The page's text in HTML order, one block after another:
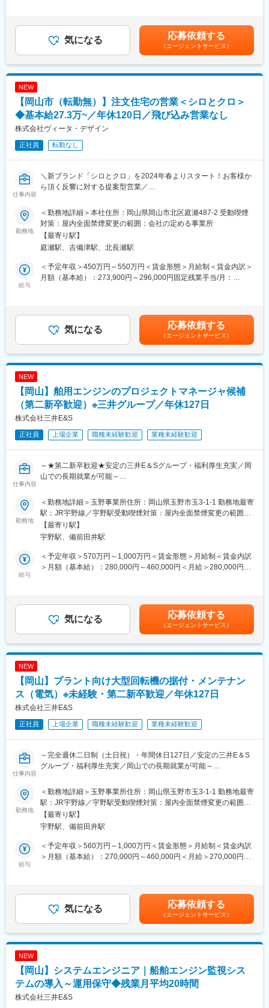
150名で構成されています。
・岡山での長期就業が可能
・当社の舶用エンジンは国内シェアトップであり島国日本の海運
を支える大黒柱として社会に貢献できます。
組立課の製造現場メンバーが行う作業を、より安全に効率的に進
めることができるよう、製造工程の見直しや指示等を行うことが
ミッションです。
■職務の特徴：
・製品は船のエンジンのため、製品の大きさは長さ20m、高さ10
数mのものになります。様々な部品を組みあげて出来上がりま
す。
・現場作業者や請負業者と連携しながら業務を進めます。工場内
術部門など、様々な部門と協力して業務を進めるため、コミュニ
ケーション能力のある方を求めます。
がいにつながります。
■働き方・出張について：
・国内メインで、2か月に1回程度、日帰り～3日程度が主。
・主には兵庫県、広島県、香川県、愛媛県、その他造船所がある
箇所
※スキルや担当エリアにより若干異なる可能性はございます。
・２～３日間、安全研修・工具の使用方法の研修
・現場へ配属後、先輩・リーダーのもとOJT
・これまでのご経験にもよりますが、５年で一人前と言われるレ
で、教育体制は整っています。
玉野工場製造部組立課は、スタッフ（同ポジション）約20名、現
場約170名で構成されています
業務は基本的にチームで行います。20代、30代のメンバーを中心
更になる場合もございます。■新卒入社モデル年収(大卒)：27歳
(入社5年目) 650万円 / 32歳(入社10年目) 870万円賃金はあくま
でも目安の金額であり、選考を通じて上下する可能性がありま
す。月給(月額)は固定手当を含めた表記です。
気になる 応募依頼する
（エージェントサービス）
NEW
【岡山市（転勤無）】注文住宅の営業＜シロとクロ＞
◆基本給27.3万~／年休120日／飛び込み営業なし
株式会社ヴィータ・デザイン
正社員 転勤なし
仕事内容
＼新ブランド「シロとクロ」を2024年春よりスタート！お客様か
ら頂く反響に対する提案型営業／
＜求人のポイント＞
◎基本給27.3万～インセンティブで稼ぐよりも腰を据えて顧客に
向き合いたい方にピッタリ！
◎集客はマーケティング部門が担当！反響営業のみなので顧客へ
丁寧に向き合うことができます。
【当社はお客様と社員第一のスタンスで営業活動を行っておりま
す。マーケティング部のSNSや広告を活用したPR活動によってお
■業務内容
・注文住宅の提案営業～契約・引き渡しまでを担当していただき
営業はありません。
・月に約5名の方と接点を取っていただきます。
（Webサイトやチラシなどを見て来店される方を対象にモデルハ
ウスをご案内したり、お客様の家族構成・予算・趣味など様々な
角度からニーズを聞き出し提案していきます。）
先輩社員の接客への同席や、上司のフォローのもと実際に接客を
していただきながら、当社の商品について理解を深めていただき
ご入社いただく方のこれまでの経験に応じて、研修の体制は検討
致しますのでご安心ください♪
■やりがい
引き渡しを行い、お客様がその家に住んでいる姿を想像できた時
や喜びに触れたときにやりがいを感じることができます。
※扱うブランドは本人の適性を考慮して決定します。
耐震、未来基準がコンセプト。
（3）「SORA HOUSE」…ローコスト企画型住宅。6つの広さ×好
みの間取り×4つのスタイル・3つのカラーで4800パターンの中か
ら自由度の高い家づくりが可能。
変更の範囲：会社の定める業務
勤務地
＜勤務地詳細＞本社住所：岡山県岡山市北区庭瀬487-2 受動喫煙
対策：屋内全面禁煙変更の範囲：会社の定める事業所
【最寄り駅】
庭瀬駅、吉備津駅、北長瀬駅
給与
＜予定年収＞450万円～550万円＜賃金形態＞月給制＜賃金内訳＞
月額（基本給）：273,900円～296,000円固定残業手当/月：
＞※上記年収は年齢、ご経験にて決定いたします。■昇給：あり
■賞与：2022年度実績年2回支給 ※売り上げ実績と評価制度によ
り決定■モデル年収：・年間7棟販売 目標棟数・売上達成 年収
600万・年間10棟販売 目標棟数・売上達成 年収800万賃金はあ
くまでも目安の金額であり、選考を通じて上下する可能性があり
気になる 応募依頼する
（エージェントサービス）
NEW
【岡山】舶用エンジンのプロジェクトマネージャ候補
（第二新卒歓迎）※三井グループ／年休127日
株式会社三井E&S
正社員 上場企業 職種未経験歓迎 業種未経験歓迎
仕事内容
～★第二新卒歓迎★安定の三井E＆Sグループ・福利厚生充実／岡
山での長期就業が可能～
口を担当いただきます。
■業務内容：
＊担当製品：舶用大型エンジン（Everllence（デンマーク）のラ
イセンス生産品）高さ20m、重量2000t、最大出力10万馬力を超
える大型舶用エンジンです。
・客先へのプレゼン（営業と協力）
・エンジン受注後のプロジェクトマネージャ
＜業務の詳細＞
生する案件に対して、技術的な窓口として顧客である造船所、船
主と調整
・現場での仕事は、現場スタッフとの現場検証、不具合対応、客
主担当となる先輩社員のOJTで、副担当として案件に携わりなが
ら業務を覚えて頂きます。
早ければ1年程度で独り立ちの予定ですが、初めから1人に業務を
お任せすることはないためご安心ください。
その他業務に必要な知識や資格の取得についても会社でサポート
■配属先の特徴：
ます。
・海外の方と話す機会も多く、グローバルな活躍が出来ます。
・約100名（平均年齢37歳/若手からベテランまで）の組織で、協
調性を重視しつつ自由闊達に意見交換を行える職場です。
・プロジェクトGr・計画Gr・基本設計Gr・詳細設計Grに分かれて
おり、それぞれ20名強のグループです。
・本ポジションのグループは女性も多く活躍しています。
三井E＆Sグループ・福利厚生充実
・岡山での長期就業が可能です。当社の舶用エンジンと港湾クレ
ーンは国内シェアトップクラスです
変更の範囲：会社の定める業務
勤務地
＜勤務地詳細＞玉野事業所住所：岡山県玉野市玉3-1-1 勤務地最寄
駅：JR宇野線／宇野駅受動喫煙対策：屋内全面禁煙変更の範囲：
会社の定める事業所（リモートワーク含む）
【最寄り駅】
宇野駅、備前田井駅
給与
＜予定年収＞570万円～1,000万円＜賃金形態＞月給制＜賃金内訳
＞月額（基本給）：280,000円～460,000円＜月給＞280,000円～
更になる場合もございます。■新卒入社モデル年収(大卒)：27歳
(入社5年目) 650万円 / 32歳(入社10年目) 870万円賃金はあくま
でも目安の金額であり、選考を通じて上下する可能性がありま
す。月給(月額)は固定手当を含めた表記です。
気になる 応募依頼する
（エージェントサービス）
NEW
【岡山】プラント向け大型回転機の据付・メンテナン
ス（電気）※未経験・第二新卒歓迎／年休127日
株式会社三井E&S
正社員 上場企業 職種未経験歓迎 業種未経験歓迎
仕事内容
～完全週休二日制（土日祝）・年間休日127日／安定の三井E＆S
グループ・福利厚生充実／岡山での長期就業が可能～
舶用エンジン、港湾・産業用クレーンなどの設計、製造、据付、
アフターサービスを行う当社にて、産業機械製品の計装、電気関
係業務全般をお任せします。
＜担当製品＞
石油精製、化学、製鉄、製紙、硝子、ゴム等の大手製造業プラン
ト向けの大型回転機
（蒸気タービン、ガスタービン、ガスエキスパンダー、軸流圧縮
で、例えば製鉄所などの熱処理工程においては、『送風機』とし
て大風量の空気を送り込む役割を担っています。他にも様々な産
業や日常生活で使用されており、私たちの生活に欠かせない存在
・保守、点検、調整、修理、修繕、改造等のメンテナンス業務
（出張対応あり）
■研修体制：
勤務地
＜勤務地詳細＞玉野事業所住所：岡山県玉野市玉3-1-1 勤務地最寄
駅：JR宇野線／宇野駅受動喫煙対策：屋内全面禁煙変更の範囲：
会社の定める事業所（リモートワーク含む）
【最寄り駅】
宇野駅、備前田井駅
給与
＜予定年収＞560万円～1,000万円＜賃金形態＞月給制＜賃金内訳
＞月額（基本給）：270,000円～460,000円＜月給＞270,000円～
更になる場合もございます。■新卒入社モデル年収(大卒)：27歳
(入社5年目) 650万円 / 32歳(入社10年目) 870万円賃金はあくま
でも目安の金額であり、選考を通じて上下する可能性がありま
す。月給(月額)は固定手当を含めた表記です。
気になる 応募依頼する
（エージェントサービス）
NEW
【岡山】システムエンジニア｜船舶エンジン監視シス
テムの導入～運用保守◆残業月平均20時間
株式会社三井E&S